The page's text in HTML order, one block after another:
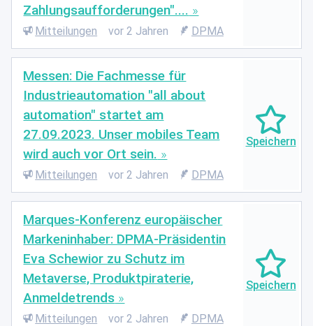
Zahlungsaufforderungen"....
Mitteilungen vor 2 Jahren DPMA
Messen: Die Fachmesse für
Industrieautomation "all about
automation" startet am
27.09.2023. Unser mobiles Team
wird auch vor Ort sein.
Mitteilungen vor 2 Jahren DPMA
Marques-Konferenz europäischer
Markeninhaber: DPMA-Präsidentin
Eva Schewior zu Schutz im
Metaverse, Produktpiraterie,
Anmeldetrends
Mitteilungen vor 2 Jahren DPMA